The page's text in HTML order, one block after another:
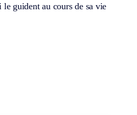
guident au cours de sa vie